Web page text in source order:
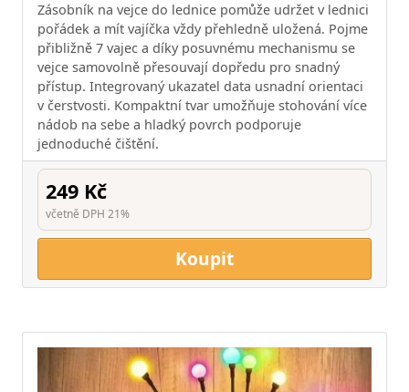
Zásobník na vejce do lednice pomůže udržet v lednici
pořádek a mít vajíčka vždy přehledně uložená. Pojme
přibližně 7 vajec a díky posuvnému mechanismu se
vejce samovolně přesouvají dopředu pro snadný
přístup. Integrovaný ukazatel data usnadní orientaci
v čerstvosti. Kompaktní tvar umožňuje stohování více
nádob na sebe a hladký povrch podporuje
jednoduché čištění.
249 Kč
včetně DPH 21%
Koupit